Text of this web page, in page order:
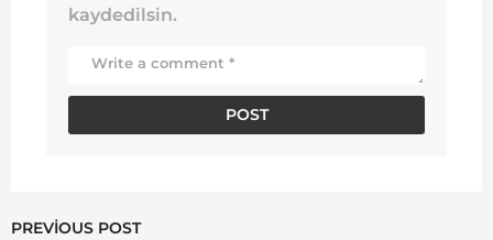
kaydedilsin.
PREVIOUS POST